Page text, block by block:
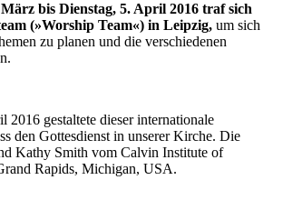
bis Dienstag, 5. April 2016 traf sich
(»Worship Team«) in Leipzig, um sich
zu planen und die verschiedenen
2016 gestaltete dieser internationale
den Gottesdienst in unserer Kirche. Die
Kathy Smith vom Calvin Institute of
Rapids, Michigan, USA.